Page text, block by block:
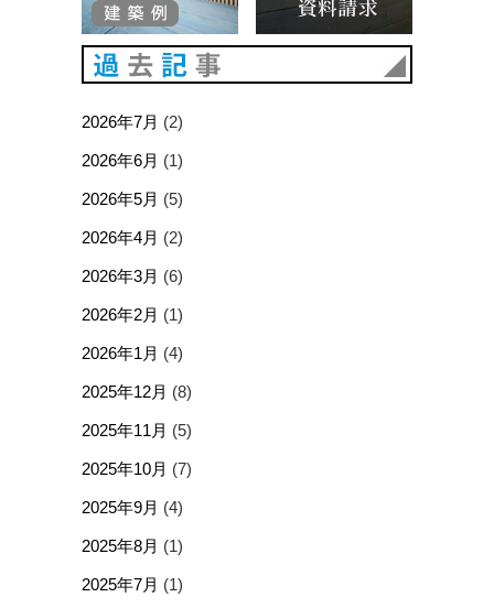
2026年7月 (2)
2026年6月 (1)
2026年5月 (5)
2026年4月 (2)
2026年3月 (6)
2026年2月 (1)
2026年1月 (4)
2025年12月 (8)
2025年11月 (5)
2025年10月 (7)
2025年9月 (4)
2025年8月 (1)
2025年7月 (1)